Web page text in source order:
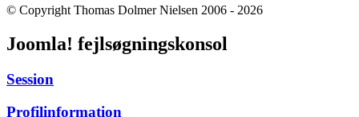
© Copyright Thomas Dolmer Nielsen 2006 - 2026
Joomla! fejlsøgningskonsol
Session
Profilinformation